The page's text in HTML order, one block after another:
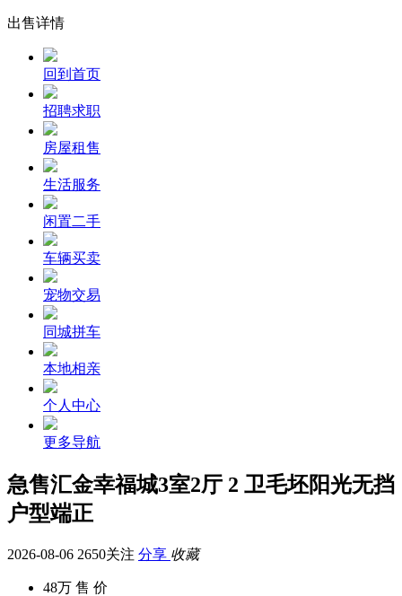
出售详情
回到首页
招聘求职
房屋租售
生活服务
闲置二手
车辆买卖
宠物交易
同城拼车
本地相亲
个人中心
更多导航
急售汇金幸福城3室2厅 2 卫毛坯阳光无挡
户型端正
2026-08-06 2650关注 分享 收藏
48万 售 价